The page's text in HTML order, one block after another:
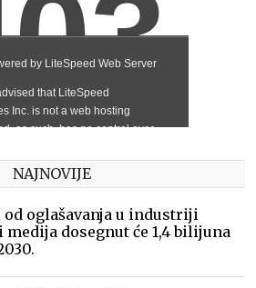
NAJNOVIJE
oglašavanja u industriji
medija dosegnut će 1,4 bilijuna